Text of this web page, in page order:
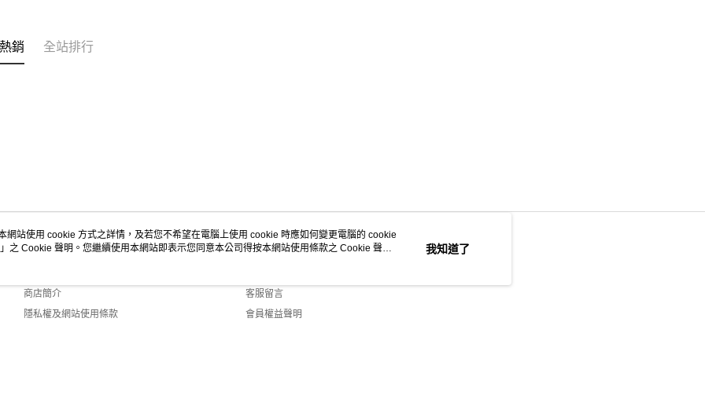
銷 全站排行
關於我們
商店簡介
隱私權及網站使用條款
客服資訊
客服留言
會員權益聲明
網站使用 cookie 方式之詳情，及若您不希望在電腦上使用 cookie 時應如何變更電腦的 cookie
」之 Cookie 聲明。您繼續使用本網站即表示您同意本公司得按本網站使用條款之 Cookie 聲明
我知道了